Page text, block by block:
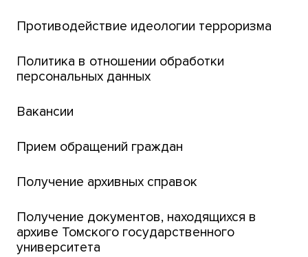
ТГУ
Интернет-лицей
Открытые онлайн-курсы (MOOCs)
Платежи онлайн
Банк инициатив по развитию университета
Противодействие идеологии терроризма
Политика в отношении обработки
персональных данных
Вакансии
Прием обращений граждан
Получение архивных справок
Получение документов, находящихся в
архиве Томского государственного
университета